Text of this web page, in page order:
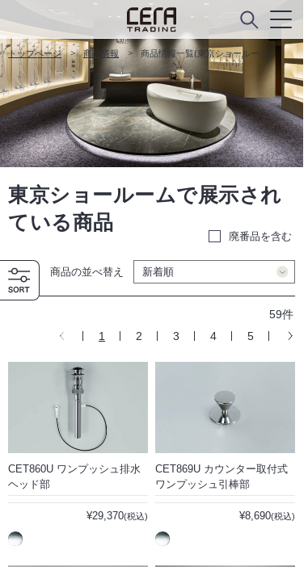
トップページ 商品情報 商品情報一覧(東京ショールーム)
東京ショールームで展示され
ている商品
廃番品を含む
商品の並べ替え
59件
1
2 3 4 5
CET860U ワンプッシュ排水
ヘッド部
¥29,370(税込)
CET869U カウンター取付式
ワンプッシュ引棒部
¥8,690(税込)